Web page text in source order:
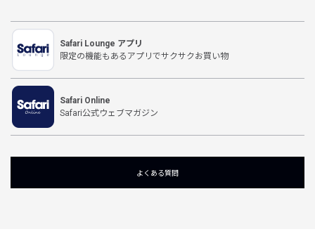
Safari Lounge アプリ
限定の機能もあるアプリでサクサクお買い物
Safari Online
Safari公式ウェブマガジン
よくある質問